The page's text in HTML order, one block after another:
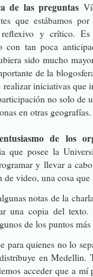
de las preguntas
que estábamos
y crítico.
con tan poca
sido mucho
de la
realizar iniciativas que
no solo de
en otras geografías.
de los
que posee la
y llevar a
de video, una cosa
notas de la
una copia del
de los puntos
para quienes no lo
en Medellin.
acceder que a mí